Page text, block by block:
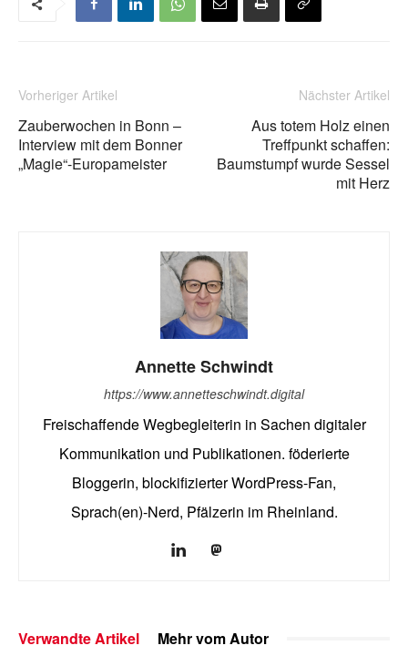
Vorheriger Artikel
Zauberwochen in Bonn –
Interview mit dem Bonner
„Magie“-Europameister
Nächster Artikel
Aus totem Holz einen
Treffpunkt schaffen:
Baumstumpf wurde Sessel
mit Herz
Annette Schwindt
https://www.annetteschwindt.digital
Freischaffende Wegbegleiterin in Sachen digitaler
Kommunikation und Publikationen. föderierte
Bloggerin, blockifizierter WordPress-Fan,
Sprach(en)-Nerd, Pfälzerin im Rheinland.
Verwandte Artikel Mehr vom Autor